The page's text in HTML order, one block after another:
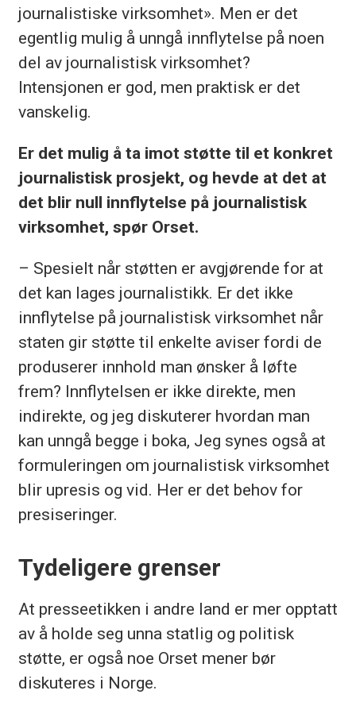
journalistiske virksomhet». Men er det
egentlig mulig å unngå innflytelse på noen
del av journalistisk virksomhet?
Intensjonen er god, men praktisk er det
vanskelig.
Er det mulig å ta imot støtte til et konkret
journalistisk prosjekt, og hevde at det at
det blir null innflytelse på journalistisk
virksomhet, spør Orset.
– Spesielt når støtten er avgjørende for at
det kan lages journalistikk. Er det ikke
innflytelse på journalistisk virksomhet når
staten gir støtte til enkelte aviser fordi de
produserer innhold man ønsker å løfte
frem? Innflytelsen er ikke direkte, men
indirekte, og jeg diskuterer hvordan man
kan unngå begge i boka, Jeg synes også at
formuleringen om journalistisk virksomhet
blir upresis og vid. Her er det behov for
presiseringer.
Tydeligere grenser
At presseetikken i andre land er mer opptatt
av å holde seg unna statlig og politisk
støtte, er også noe Orset mener bør
diskuteres i Norge.